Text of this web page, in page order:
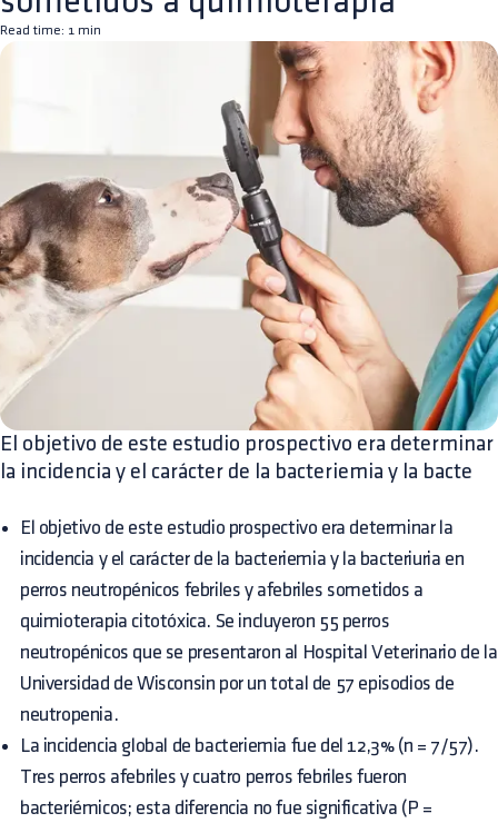
Read time: 1 min
El objetivo de este estudio prospectivo era determinar
la incidencia y el carácter de la bacteriemia y la bacte
El objetivo de este estudio prospectivo era determinar la
incidencia y el carácter de la bacteriemia y la bacteriuria en
perros neutropénicos febriles y afebriles sometidos a
quimioterapia citotóxica. Se incluyeron 55 perros
neutropénicos que se presentaron al Hospital Veterinario de la
Universidad de Wisconsin por un total de 57 episodios de
neutropenia.
La incidencia global de bacteriemia fue del 12,3% (n = 7/57).
Tres perros afebriles y cuatro perros febriles fueron
bacteriémicos; esta diferencia no fue significativa (P =